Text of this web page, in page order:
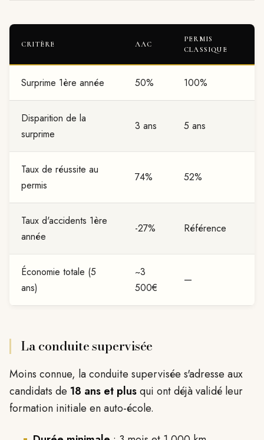
CRITÈRE AAC
PERMIS
CLASSIQUE
Surprime 1ère année 50% 100%
Disparition de la
surprime
3 ans 5 ans
Taux de réussite au
permis
74% 52%
Taux d'accidents 1ère
année
-27% Référence
Économie totale (5
ans)
~3
500€
—
La conduite supervisée
Moins connue, la conduite supervisée s'adresse aux
candidats de 18 ans et plusqui ont déjà validé leur
formation initiale en auto-école.